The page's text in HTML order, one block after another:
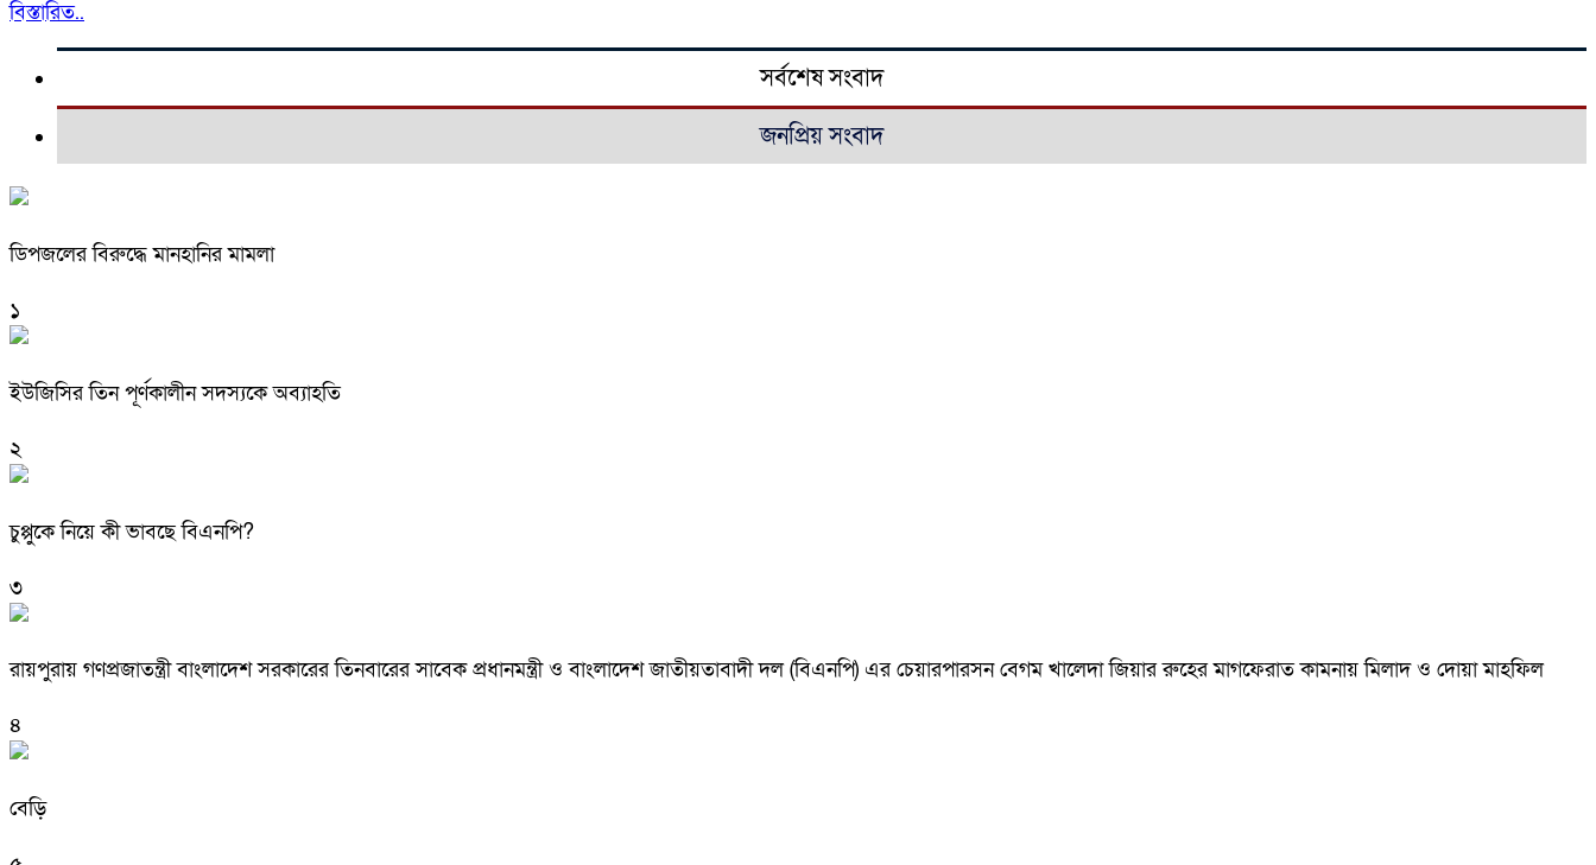
বিস্তারিত..
সর্বশেষ সংবাদ
জনপ্রিয় সংবাদ
ডিপজলের বিরুদ্ধে মানহানির মামলা
১
ইউজিসির তিন পূর্ণকালীন সদস্যকে অব্যাহতি
২
চুপ্পুকে নিয়ে কী ভাবছে বিএনপি?
৩
রায়পুরায় গণপ্রজাতন্ত্রী বাংলাদেশ সরকারের তিনবারের সাবেক প্রধানমন্ত্রী ও বাংলাদেশ জাতীয়তাবাদী দল (বিএনপি) এর চেয়ারপারসন বেগম খালেদা জিয়ার রুহের মাগফেরাত কামনায় মিলাদ ও দোয়া মাহফিল
৪
বেড়ি